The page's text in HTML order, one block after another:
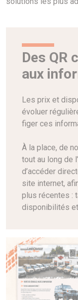
Des QR
aux
Les prix et
évoluer
figer ces
À la place, de
tout au long de
d’accéder
site internet,
plus récentes :
disponibilités